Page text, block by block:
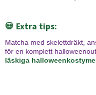
💀 Extra tips:
Matcha med skelettdräkt,
för en komplett
läskiga